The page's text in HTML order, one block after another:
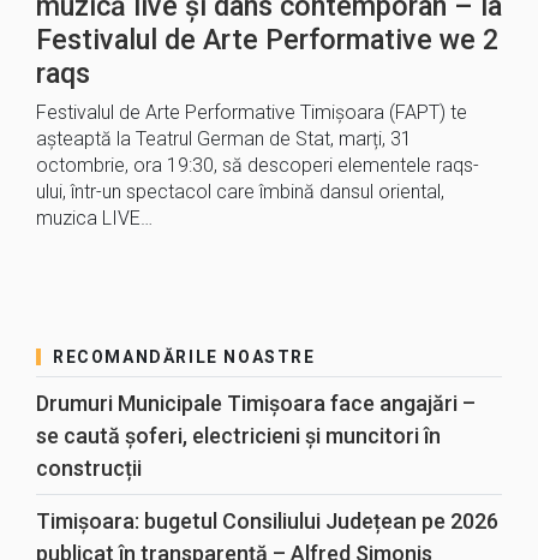
Festivalul de Arte Performative we 2
raqs
Festivalul de Arte Performative Timișoara (FAPT) te
așteaptă la Teatrul German de Stat, marți, 31
octombrie, ora 19:30, să descoperi elementele raqs-
ului, într-un spectacol care îmbină dansul oriental,
muzica LIVE…
RECOMANDĂRILE NOASTRE
Drumuri Municipale Timișoara face angajări –
se caută șoferi, electricieni și muncitori în
construcții
Timișoara: bugetul Consiliului Județean pe 2026
publicat în transparență – Alfred Simonis